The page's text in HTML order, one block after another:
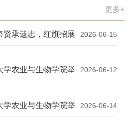
更多+
2026-06-15
贤承遗志，红旗招展
与生物学院开展端
2026-06-12
学农业与生物学院举
活动
2026-06-14
学农业与生物学院举
融融”主题志愿活动